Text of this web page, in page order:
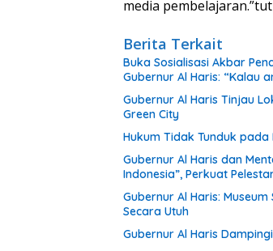
media
Berita Terkait
Buka Sosialisasi Akbar
Gubernur Al Haris: “Kalau
Gubernur Al Haris Tinjau
Green City
Hukum Tidak Tunduk
Gubernur Al Haris dan
Indonesia”, Perkuat
Gubernur Al Haris:
Secara Utuh
Gubernur Al Haris